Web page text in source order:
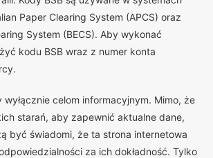
Paper Clearing System (APCS) oraz
System (BECS). Aby wykonać
kodu BSB wraz z numer konta
wyłącznie celom informacyjnym. Mimo, że
starań, aby zapewnić aktualne dane,
być świadomi, że ta strona internetowa
za ich dokładność. Tylko